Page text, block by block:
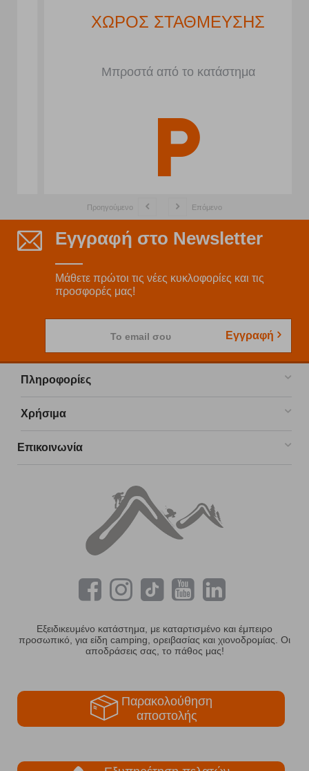
ΧΩΡΟΣ ΣΤΑΘΜΕΥΣΗΣ
Μπροστά από το κατάστημα
Προηγούμενο Επόμενο
Εγγραφή στο Newsletter
Μάθετε πρώτοι τις νέες κυκλοφορίες και τις
προσφορές μας!
Το email σου Εγγραφή
Πληροφορίες
Χρήσιμα
Επικοινωνία
Εξειδικευμένο κατάστημα, με καταρτισμένο και έμπειρο
προσωπικό, για είδη camping, ορειβασίας και χιονοδρομίας. Οι
αποδράσεις σας, το πάθος μας!
Παρακολούθηση
αποστολής